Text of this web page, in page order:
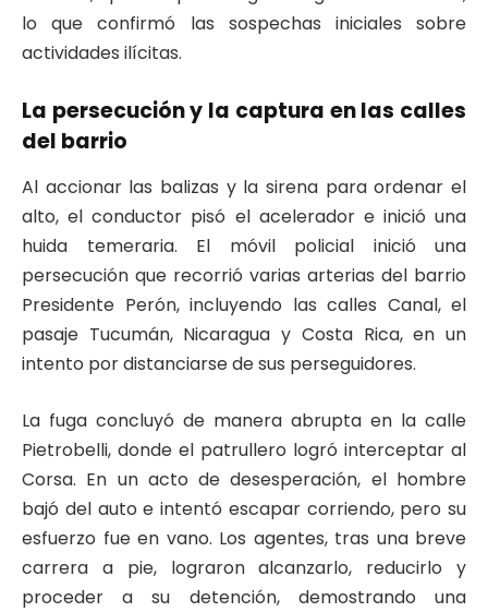
lo que confirmó las sospechas iniciales sobre
actividades ilícitas.
La persecución y la captura en las calles
del barrio
Al accionar las balizas y la sirena para ordenar el
alto, el conductor pisó el acelerador e inició una
huida temeraria. El móvil policial inició una
persecución que recorrió varias arterias del barrio
Presidente Perón, incluyendo las calles Canal, el
pasaje Tucumán, Nicaragua y Costa Rica, en un
intento por distanciarse de sus perseguidores.
La fuga concluyó de manera abrupta en la calle
Pietrobelli, donde el patrullero logró interceptar al
Corsa. En un acto de desesperación, el hombre
bajó del auto e intentó escapar corriendo, pero su
esfuerzo fue en vano. Los agentes, tras una breve
carrera a pie, lograron alcanzarlo, reducirlo y
proceder a su detención, demostrando una